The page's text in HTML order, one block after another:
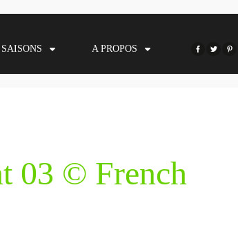
SAISONS A PROPOS
03 © French